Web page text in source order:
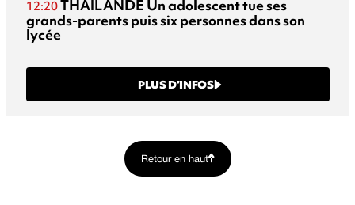
12:20THAÏLANDE Un adolescent tue ses
grands-parents puis six personnes dans son
lycée
PLUS D’INFOS
Retour en haut